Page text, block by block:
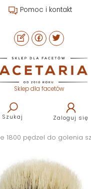
Pomoc i kontakt
Sklep dla facetów
Szukaj Zaloguj się
1800 pędzel do golenia